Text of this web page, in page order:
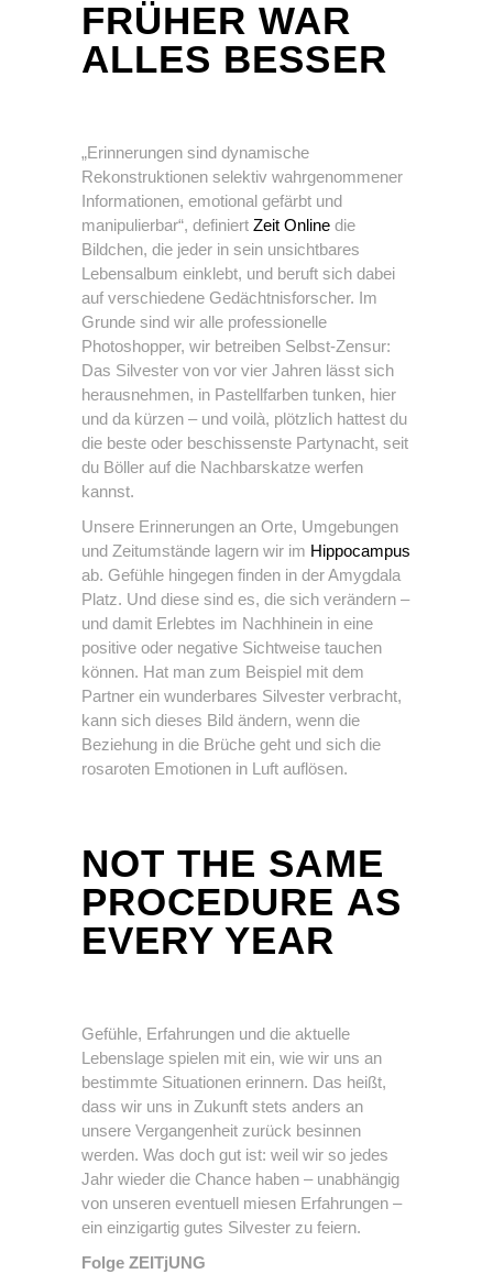
FRÜHER WAR
ALLES BESSER
„Erinnerungen sind dynamische
Rekonstruktionen selektiv wahrgenommener
Informationen, emotional gefärbt und
manipulierbar“, definiert Zeit Online die
Bildchen, die jeder in sein unsichtbares
Lebensalbum einklebt, und beruft sich dabei
auf verschiedene Gedächtnisforscher. Im
Grunde sind wir alle professionelle
Photoshopper, wir betreiben Selbst-Zensur:
Das Silvester von vor vier Jahren lässt sich
herausnehmen, in Pastellfarben tunken, hier
und da kürzen – und voilà, plötzlich hattest du
die beste oder beschissenste Partynacht, seit
du Böller auf die Nachbarskatze werfen
kannst.
Unsere Erinnerungen an Orte, Umgebungen
und Zeitumstände lagern wir im Hippocampus
ab. Gefühle hingegen finden in der Amygdala
Platz. Und diese sind es, die sich verändern –
und damit Erlebtes im Nachhinein in eine
positive oder negative Sichtweise tauchen
können. Hat man zum Beispiel mit dem
Partner ein wunderbares Silvester verbracht,
kann sich dieses Bild ändern, wenn die
Beziehung in die Brüche geht und sich die
rosaroten Emotionen in Luft auflösen.
NOT THE SAME
PROCEDURE AS
EVERY YEAR
Gefühle, Erfahrungen und die aktuelle
Lebenslage spielen mit ein, wie wir uns an
bestimmte Situationen erinnern. Das heißt,
dass wir uns in Zukunft stets anders an
unsere Vergangenheit zurück besinnen
werden. Was doch gut ist: weil wir so jedes
Jahr wieder die Chance haben – unabhängig
von unseren eventuell miesen Erfahrungen –
ein einzigartig gutes Silvester zu feiern.
Folge ZEITjUNG